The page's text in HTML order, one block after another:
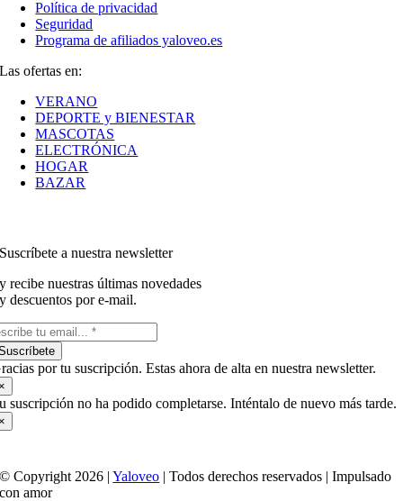
Política de privacidad
Seguridad
Programa de afiliados yaloveo.es
Las ofertas en:
VERANO
DEPORTE y BIENESTAR
MASCOTAS
ELECTRÓNICA
HOGAR
BAZAR
Suscríbete a nuestra newsletter
y recibe nuestras últimas novedades
y descuentos por e-mail.
por tu suscripción. Estas ahora de alta en nuestra newsletter.
suscripción no ha podido completarse. Inténtalo de nuevo más tarde.
© Copyright 2026 |Yaloveo | Todos derechos reservados | Impulsado
con amor